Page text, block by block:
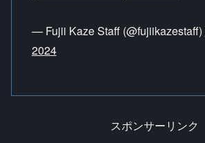
— Fujii Kaze Staff (@fujiikazestaff)
2024
スポンサーリンク